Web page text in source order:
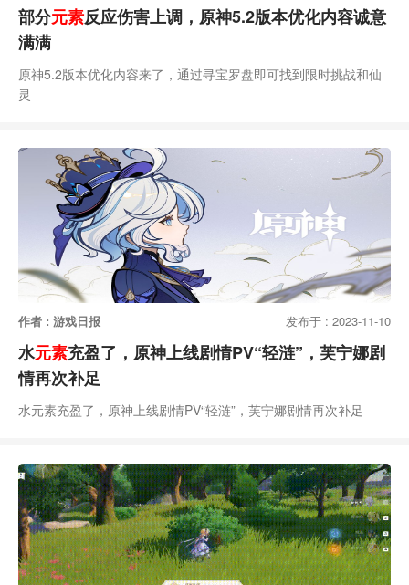
部分元素反应伤害上调，原神5.2版本优化内容诚意
满满
原神5.2版本优化内容来了，通过寻宝罗盘即可找到限时挑战和仙
灵
作者 : 游戏日报 发布于 : 2023-11-10
水元素充盈了，原神上线剧情PV“轻涟”，芙宁娜剧
情再次补足
水元素充盈了，原神上线剧情PV“轻涟”，芙宁娜剧情再次补足